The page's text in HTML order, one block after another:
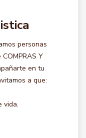
personas
Y
en tu
a que:
vida.